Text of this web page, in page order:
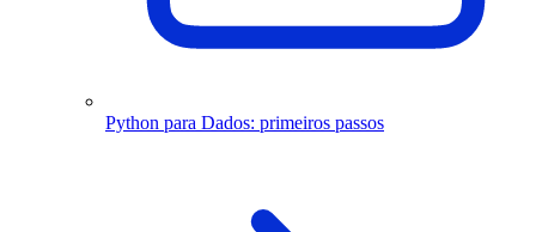
Python para Dados: primeiros passos